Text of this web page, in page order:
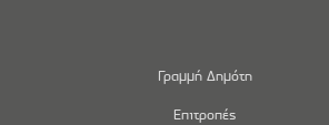
Γραμμή Δημότη
Επιτροπές